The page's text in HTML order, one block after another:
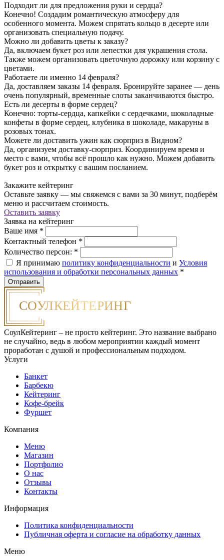
Подходит ли для предложения руки и сердца?
Конечно! Создадим романтическую атмосферу для
особенного момента. Можем спрятать кольцо в десерте или
организовать специальную подачу.
Можно ли добавить цветы к заказу?
Да, включаем букет роз или лепестки для украшения стола.
Также можем организовать цветочную дорожку или корзину с
цветами.
Работаете ли именно 14 февраля?
Да, доставляем заказы 14 февраля. Бронируйте заранее — день
очень популярный, временные слоты заканчиваются быстро.
Есть ли десерты в форме сердец?
Конечно: торты-сердца, капкейки с сердечками, шоколадные
конфеты в форме сердец, клубника в шоколаде, макаруны в
розовых тонах.
Можете ли доставить ужин как сюрприз в Видном?
Да, организуем доставку-сюрприз. Координируем время и
место с вами, чтобы всё прошло как нужно. Можем добавить
букет роз и открытку с вашим посланием.
Закажите кейтеринг
Оставьте заявку — мы свяжемся с вами за 30 минут, подберём
меню и рассчитаем стоимость.
Оставить заявку
Заявка на кейтеринг
Ваше имя *
Контактный телефон *
Количество персон: *
Я принимаю политику конфиденциальности и Условия
использования и обработки персональных данных *
СоулКейтеринг – не просто кейтеринг. Это название выбрано
не случайно, ведь в любом мероприятии каждый момент
проработан с душой и профессиональным подходом.
Услуги
Банкет
Барбекю
Кейтеринг
Кофе-брейк
Фуршет
Компания
Меню
Магазин
Портфолио
О нас
Отзывы
Контакты
Информация
Политика конфиденциальности
Публичная оферта и согласие на обработку данных
Меню